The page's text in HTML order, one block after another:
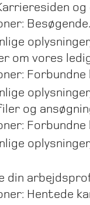
Besøgende.
om vores
Forbundne
og
din
Hentede